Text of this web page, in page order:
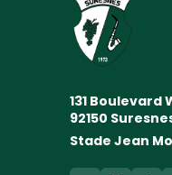
131 Boulevard
92150
Stade Jean